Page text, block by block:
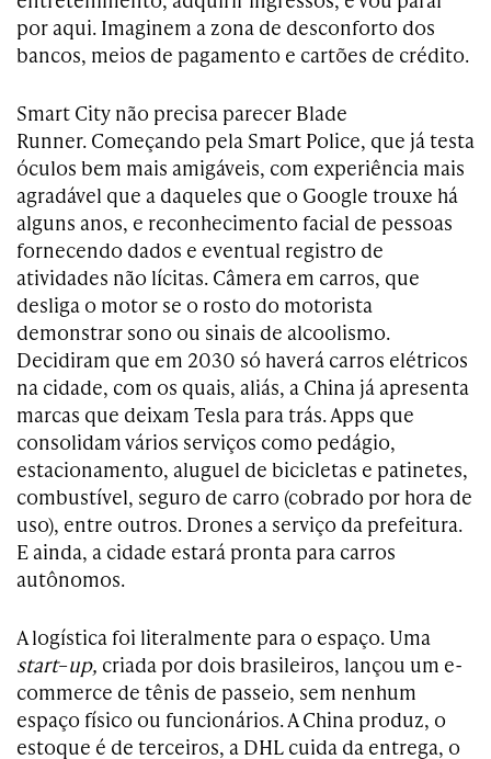
por aqui. Imaginem a zona de desconforto dos
bancos, meios de pagamento e cartões de crédito.
Smart City não precisa parecer Blade
Runner. Começando pela Smart Police, que já testa
óculos bem mais amigáveis, com experiência mais
agradável que a daqueles que o Google trouxe há
alguns anos, e reconhecimento facial de pessoas
fornecendo dados e eventual registro de
atividades não lícitas. Câmera em carros, que
desliga o motor se o rosto do motorista
demonstrar sono ou sinais de alcoolismo.
Decidiram que em 2030 só haverá carros elétricos
na cidade, com os quais, aliás, a China já apresenta
marcas que deixam Tesla para trás. Apps que
consolidam vários serviços como pedágio,
estacionamento, aluguel de bicicletas e patinetes,
combustível, seguro de carro (cobrado por hora de
uso), entre outros. Drones a serviço da prefeitura.
E ainda, a cidade estará pronta para carros
autônomos.
A logística foi literalmente para o espaço. Uma
start–up, criada por dois brasileiros, lançou um e-
commerce de tênis de passeio, sem nenhum
espaço físico ou funcionários. A China produz, o
estoque é de terceiros, a DHL cuida da entrega, o